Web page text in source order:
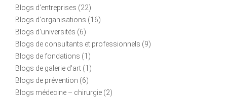
Blogs d'entreprises (22)
Blogs d'organisations (16)
Blogs d'universités (6)
Blogs de consultants et professionnels (9)
Blogs de fondations (1)
Blogs de galerie d'art (1)
Blogs de prévention (6)
Blogs médecine – chirurgie (2)